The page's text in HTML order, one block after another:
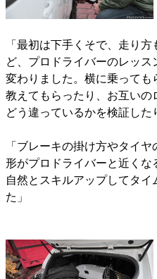
「最初は下手くそで、走り
ど、プロドライバーのレッス
変わりました。横に乗って
教えてもらったり、お互い
どう違っているかを検証した
「ブレーキの掛け方やタイ
形がプロドライバーと近くな
自然とスキルアップしてタ
た」